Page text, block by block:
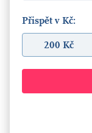
Přispět v Kč:
200 Kč